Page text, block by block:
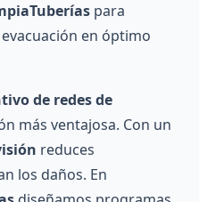
para
en óptimo
de redes de
más ventajosa. Con un
reduces
los daños. En